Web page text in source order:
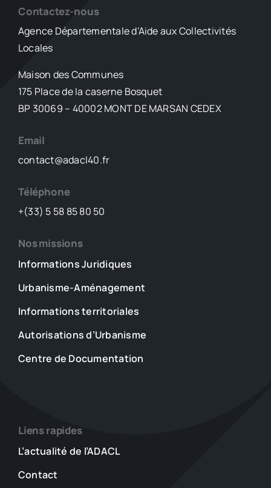
Contactez-nous
Agence Départementale d’Aide aux Collectivités
Locales
Maison des Communes
175 Place de la caserne Bosquet
BP 30069 – 40002 MONT DE MARSAN CEDEX
Email
contact@adacl40.fr
Téléphone
+(33) 5 58 85 80 50
Nos missions
Informations Juridiques
Urbanisme-Aménagement
Informations territoriales
Autorisations d’Urbanisme
Centre de Documentation
Liens rapides
L’actualité de l’ADACL
Contact